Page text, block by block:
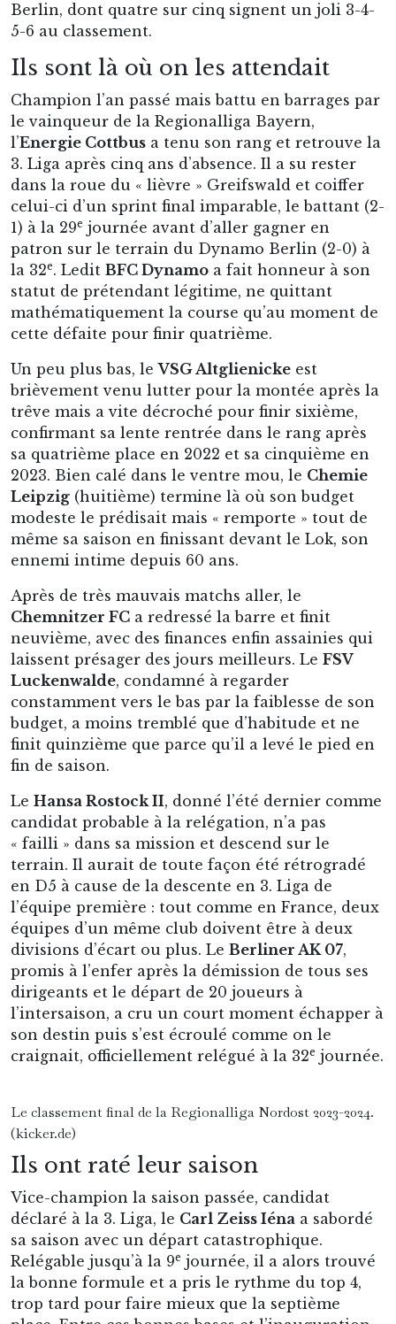
Berlin, dont quatre sur cinq signent un joli 3-4-
5-6 au classement.
Ils sont là où on les attendait
Champion l’an passé mais battu en barrages par
le vainqueur de la Regionalliga Bayern,
l’Energie Cottbus a tenu son rang et retrouve la
3. Liga après cinq ans d’absence. Il a su rester
dans la roue du « lièvre » Greifswald et coiffer
celui-ci d’un sprint final imparable, le battant (2-
1) à la 29e journée avant d’aller gagner en
patron sur le terrain du Dynamo Berlin (2-0) à
la 32e. Ledit BFC Dynamo a fait honneur à son
statut de prétendant légitime, ne quittant
mathématiquement la course qu’au moment de
cette défaite pour finir quatrième.
Un peu plus bas, leVSG Altglienicke est
brièvement venu lutter pour la montée après la
trêve mais a vite décroché pour finir sixième,
confirmant sa lente rentrée dans le rang après
sa quatrième place en 2022 et sa cinquième en
2023. Bien calé dans le ventre mou, le Chemie
Leipzig (huitième) termine là où son budget
modeste le prédisait mais « remporte » tout de
même sa saison en finissant devant le Lok, son
ennemi intime depuis 60 ans.
Après de très mauvais matchs aller, le
Chemnitzer FC a redressé la barre et finit
neuvième, avec des finances enfin assainies qui
laissent présager des jours meilleurs. Le FSV
Luckenwalde, condamné à regarder
constamment vers le bas par la faiblesse de son
budget, a moins tremblé que d’habitude et ne
finit quinzième que parce qu’il a levé le pied en
fin de saison.
Le Hansa Rostock II, donné l’été dernier comme
candidat probable à la relégation, n’a pas
« failli » dans sa mission et descend sur le
terrain. Il aurait de toute façon été rétrogradé
en D5 à cause de la descente en 3. Liga de
l’équipe première : tout comme en France, deux
équipes d’un même club doivent être à deux
divisions d’écart ou plus. Le Berliner AK 07,
promis à l’enfer après la démission de tous ses
dirigeants et le départ de 20 joueurs à
l’intersaison, a cru un court moment échapper à
son destin puis s’est écroulé comme on le
craignait, officiellement relégué à la 32e journée.
Le classement final de la Regionalliga Nordost 2023-2024.
(kicker.de)
Ils ont raté leur saison
Vice-champion la saison passée, candidat
déclaré à la 3. Liga, le Carl Zeiss Iéna a sabordé
sa saison avec un départ catastrophique.
Relégable jusqu’à la 9e journée, il a alors trouvé
la bonne formule et a pris le rythme du top 4,
trop tard pour faire mieux que la septième